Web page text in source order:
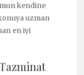
kendine
uzman
en iyi